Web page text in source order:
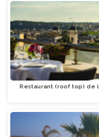
Restaurant (roof top)